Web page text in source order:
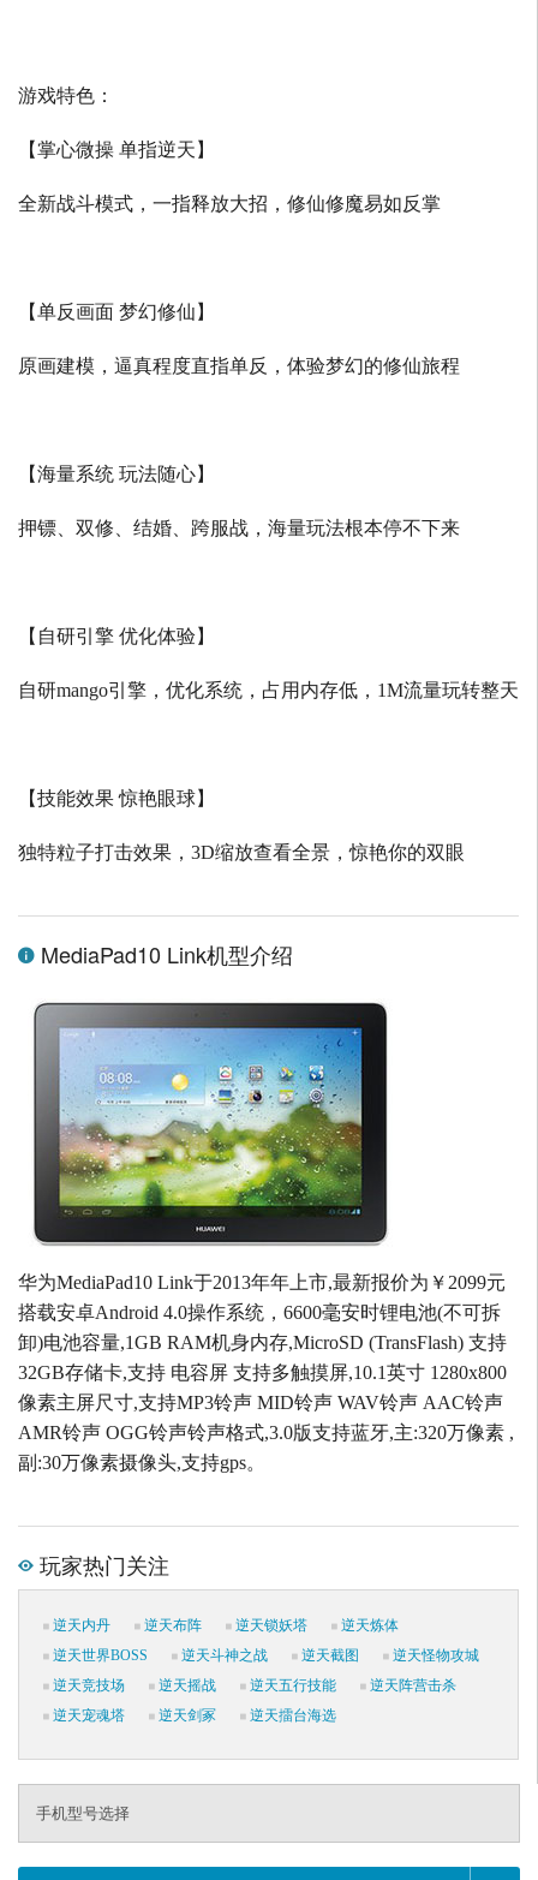
游戏特色：
【掌心微操 单指逆天】
全新战斗模式，一指释放大招，修仙修魔易如反掌
【单反画面 梦幻修仙】
原画建模，逼真程度直指单反，体验梦幻的修仙旅程
【海量系统 玩法随心】
押镖、双修、结婚、跨服战，海量玩法根本停不下来
【自研引擎 优化体验】
自研mango引擎，优化系统，占用内存低， 1M流量玩转整天
【技能效果 惊艳眼球】
独特粒子打击效果， 3D缩放查看全景，惊艳你的双眼
MediaPad10 Link机型介绍
华为MediaPad10 Link于2013年年上市,最新报价为￥2099元
搭载安卓Android 4.0操作系统，6600毫安时锂电池(不可拆
卸)电池容量,1GB RAM机身内存,MicroSD (TransFlash) 支持
32GB存储卡,支持 电容屏 支持多触摸屏,10.1英寸 1280x800
像素主屏尺寸,支持MP3铃声 MID铃声 WAV铃声 AAC铃声
AMR铃声 OGG铃声铃声格式,3.0版支持蓝牙,主:320万像素 ,
副:30万像素摄像头,支持gps。
玩家热门关注
逆天内丹 逆天布阵 逆天锁妖塔
逆天炼体
逆天世界BOSS
逆天斗神之战 逆天截图
逆天怪物攻城
逆天竞技场
逆天摇战 逆天五行技能
逆天阵营击杀
逆天宠魂塔
逆天剑冢 逆天擂台海选
手机型号选择